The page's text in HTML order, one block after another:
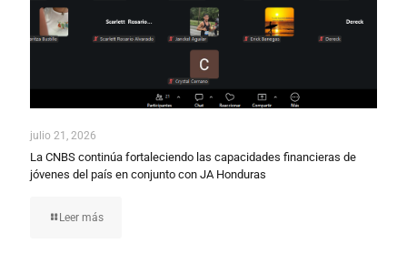
julio 21, 2026
La CNBS continúa fortaleciendo las capacidades financieras de
jóvenes del país en conjunto con JA Honduras
Leer más